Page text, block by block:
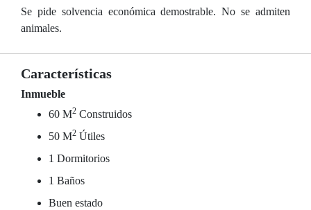
Se pide solvencia económica demostrable. No se admiten
animales.
Características
Inmueble
60 M2 Construidos
50 M2 Útiles
1 Dormitorios
1 Baños
Buen estado